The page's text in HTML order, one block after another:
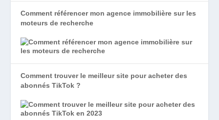
Comment référencer mon agence immobilière sur les
moteurs de recherche
Comment trouver le meilleur site pour acheter des
abonnés TikTok ?